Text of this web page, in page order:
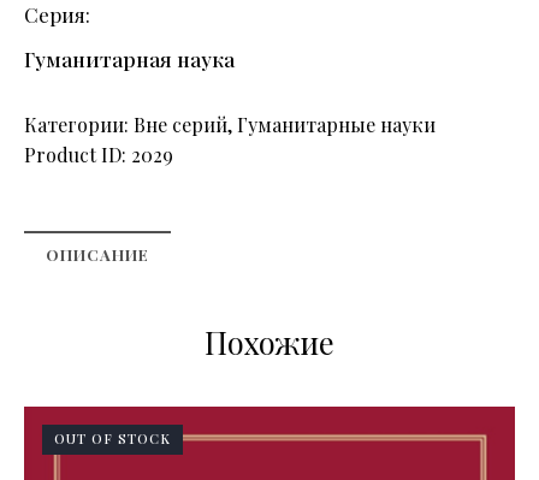
Серия
Гуманитарная наука
Категории: Вне серий,Гуманитарные науки
Product ID: 2029
ОПИСАНИЕ
Похожие
OUT OF STOCK